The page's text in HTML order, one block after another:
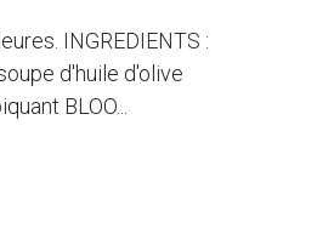
INGREDIENTS :
d'huile d'olive
BLOO...